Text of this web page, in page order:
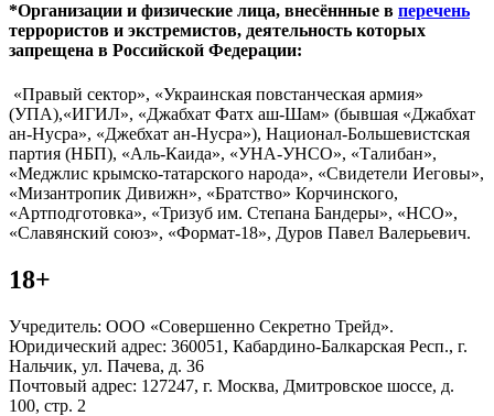
*Организации и физические лица, внесённные в перечень
террористов и экстремистов, деятельность которых
запрещена в Российской Федерации:
«Правый сектор», «Украинская повстанческая армия»
(УПА),«ИГИЛ», «Джабхат Фатх аш-Шам» (бывшая «Джабхат
ан-Нусра», «Джебхат ан-Нусра»), Национал-Большевистская
партия (НБП), «Аль-Каида», «УНА-УНСО», «Талибан»,
«Меджлис крымско-татарского народа», «Свидетели Иеговы»,
«Мизантропик Дивижн», «Братство» Корчинского,
«Артподготовка», «Тризуб им. Степана Бандеры», «НСО»,
«Славянский союз», «Формат-18», Дуров Павел Валерьевич.
18+
Учредитель: ООО «Совершенно Секретно Трейд».
Юридический адрес: 360051, Кабардино-Балкарская Респ., г.
Нальчик, ул. Пачева, д. 36
Почтовый адрес: 127247, г. Москва, Дмитровское шоссе, д.
100, стр. 2